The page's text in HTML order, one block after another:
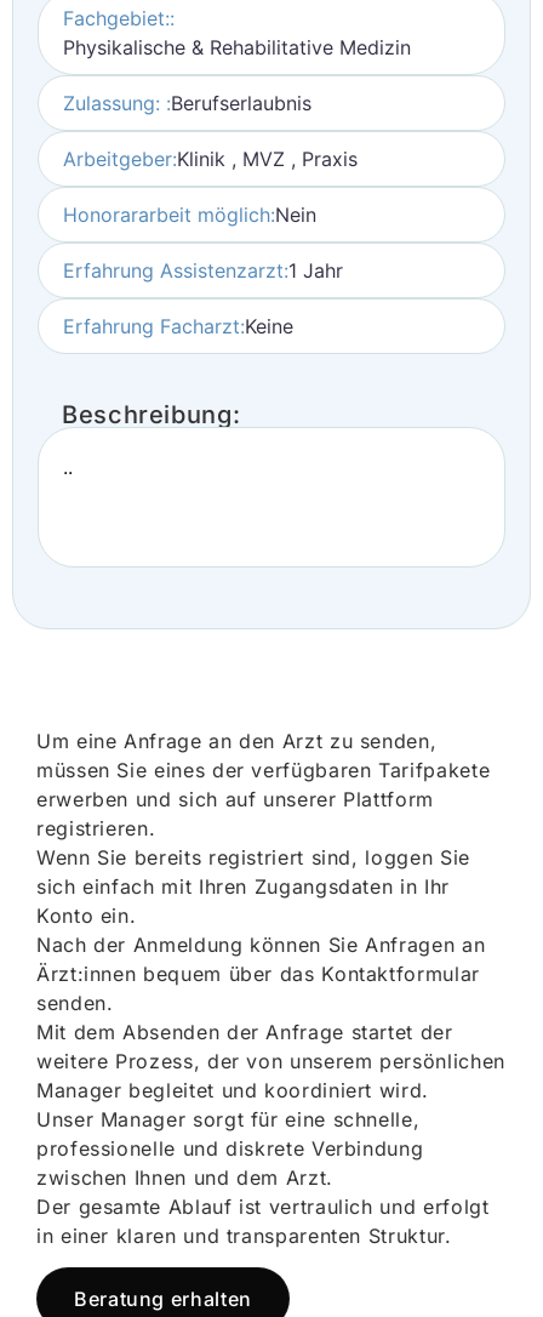
Fachgebiet::
Physikalische & Rehabilitative Medizin
Zulassung: :Berufserlaubnis
Arbeitgeber:Klinik , MVZ , Praxis
Honorararbeit möglich:Nein
Erfahrung Assistenzarzt:1 Jahr
Erfahrung Facharzt:Keine
Beschreibung:
..
Um eine Anfrage an den Arzt zu senden,
müssen Sie eines der verfügbaren Tarifpakete
erwerben und sich auf unserer Plattform
registrieren.
Wenn Sie bereits registriert sind, loggen Sie
sich einfach mit Ihren Zugangsdaten in Ihr
Konto ein.
Nach der Anmeldung können Sie Anfragen an
Ärzt:innen bequem über das Kontaktformular
senden.
Mit dem Absenden der Anfrage startet der
weitere Prozess, der von unserem persönlichen
Manager begleitet und koordiniert wird.
Unser Manager sorgt für eine schnelle,
professionelle und diskrete Verbindung
zwischen Ihnen und dem Arzt.
Der gesamte Ablauf ist vertraulich und erfolgt
in einer klaren und transparenten Struktur.
Beratung erhalten